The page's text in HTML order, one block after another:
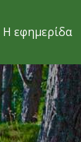
Η εφημερίδα